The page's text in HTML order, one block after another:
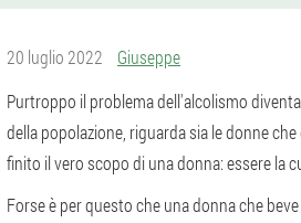
20 luglio 2022
Giuseppe
Purtroppo il problema dell'alcolismo
della popolazione, riguarda sia le donne
finito il vero scopo di una donna: essere la
Forse è per questo che una donna che